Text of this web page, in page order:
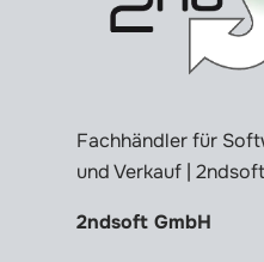
Fachhändler für
und Verkauf | 2ndsoft
2ndsoft GmbH